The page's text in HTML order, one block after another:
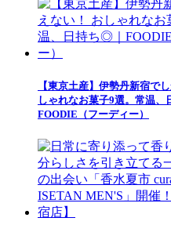
【東京土産】伊勢丹新宿で
しゃれなお菓子9選。常温、
FOODIE（フーディー）